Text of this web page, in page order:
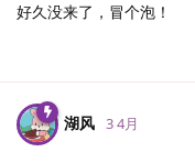
好久没来了，冒个泡！
湖风 3 4月